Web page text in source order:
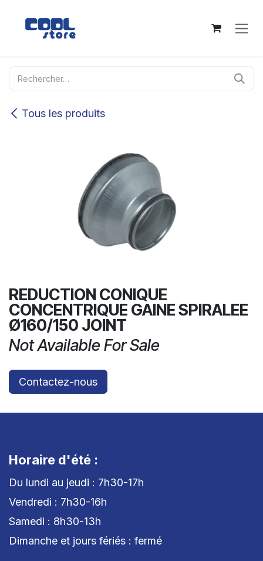
Tous les produits
REDUCTION CONIQUE
CONCENTRIQUE GAINE SPIRALEE
Ø160/150 JOINT
Not Available For Sale
Contactez-nous
Horaire d'été :
Du lundi au jeudi : 7h30-17h
Vendredi : 7h30-16h
Samedi : 8h30-13h
Dimanche et jours fériés : fermé